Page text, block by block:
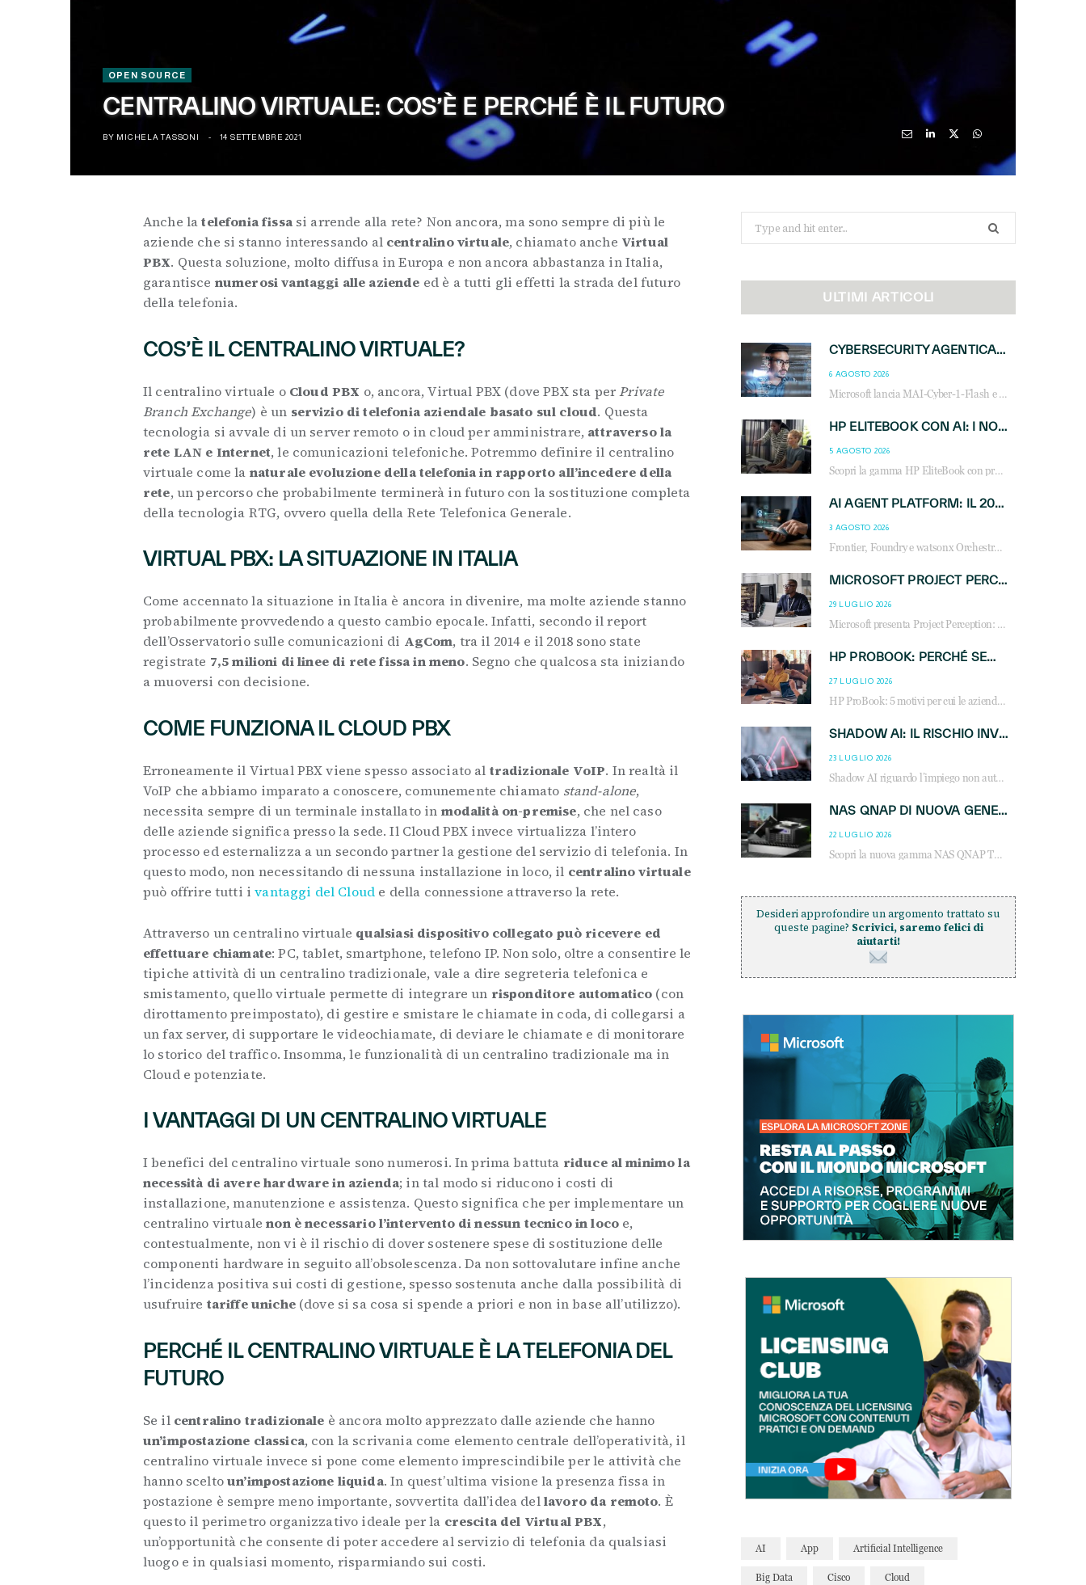
OPEN SOURCE
CENTRALINO VIRTUALE: COS’È E PERCHÉ È IL FUTURO
BY MICHELA TASSONI 14 SETTEMBRE 2021
Anche latelefonia fissasi arrende alla rete? Non ancora, ma sono sempre di più le
aziende che si stanno interessando al centralino virtuale, chiamato anche Virtual
PBX. Questa soluzione, molto diffusa in Europa e non ancora abbastanza in Italia,
garantisce numerosi vantaggi alle aziende ed è a tutti gli effetti la strada del futuro
della telefonia.
COS’È IL CENTRALINO VIRTUALE?
Il centralino virtuale oCloud PBX o, ancora, Virtual PBX (dove PBX sta perPrivate
Branch Exchange) è un servizio di telefonia aziendale basato sul cloud. Questa
tecnologia si avvale di un server remoto o in cloud per amministrare, attraverso la
rete LAN e Internet, le comunicazioni telefoniche. Potremmo definire il centralino
virtuale come la naturale evoluzione della telefonia in rapporto all’incedere della
rete, un percorso che probabilmente terminerà in futuro con la sostituzione completa
della tecnologia RTG, ovvero quella della Rete Telefonica Generale.
VIRTUAL PBX: LA SITUAZIONE IN ITALIA
Come accennato la situazione in Italia è ancora in divenire, ma molte aziende stanno
probabilmente provvedendo a questo cambio epocale. Infatti, secondo il report
dell’Osservatorio sulle comunicazioni di AgCom, tra il 2014 e il 2018 sono state
registrate 7,5 milioni di linee di rete fissa in meno. Segno che qualcosa sta iniziando
a muoversi con decisione.
COME FUNZIONA IL CLOUD PBX
Erroneamente il Virtual PBX viene spesso associato al tradizionale VoIP. In realtà il
VoIP che abbiamo imparato a conoscere, comunemente chiamato stand-alone,
necessita sempre di un terminale installato in modalità on-premise, che nel caso
delle aziende significa presso la sede. Il Cloud PBX invece virtualizza l’intero
processo ed esternalizza a un secondo partner la gestione del servizio di telefonia. In
questo modo, non necessitando di nessuna installazione in loco, il centralino virtuale
può offrire tutti i vantaggi del Cloud e della connessione attraverso la rete.
Attraverso un centralino virtuale qualsiasi dispositivo collegato può ricevere ed
effettuare chiamate: PC, tablet, smartphone, telefono IP. Non solo, oltre a consentire le
tipiche attività di un centralino tradizionale, vale a dire segreteria telefonica e
smistamento, quello virtuale permette di integrare un risponditore automatico (con
dirottamento preimpostato), di gestire e smistare le chiamate in coda, di collegarsi a
un fax server, di supportare le videochiamate, di deviare le chiamate e di monitorare
lo storico del traffico. Insomma, le funzionalità di un centralino tradizionale ma in
Cloud e potenziate.
I VANTAGGI DI UN CENTRALINO VIRTUALE
I benefici del centralino virtuale sono numerosi. In prima battuta riduce al minimo la
necessità di avere hardware in azienda; in tal modo si riducono i costi di
installazione, manutenzione e assistenza. Questo significa che per implementare un
centralino virtuale non è necessario l’intervento di nessun tecnico in loco e,
contestualmente, non vi è il rischio di dover sostenere spese di sostituzione delle
componenti hardware in seguito all’obsolescenza. Da non sottovalutare infine anche
l’incidenza positiva sui costi di gestione, spesso sostenuta anche dalla possibilità di
usufruire tariffe uniche(dove si sa cosa si spende a priori e non in base all’utilizzo).
PERCHÉ IL CENTRALINO VIRTUALE È LA TELEFONIA DEL
FUTURO
Se ilcentralino tradizionale è ancora molto apprezzato dalle aziende che hanno
un’impostazione classica, con la scrivania come elemento centrale dell’operatività, il
centralino virtuale invece si pone come elemento imprescindibile per le attività che
hanno sceltoun’impostazione liquida. In quest’ultima visione la presenza fissa in
postazione è sempre meno importante, sovvertita dall’idea dellavoro da remoto. È
questo il perimetro organizzativo ideale per la crescita del Virtual PBX,
un’opportunità che consente di poter accedere al servizio di telefonia da qualsiasi
luogo e in qualsiasi momento, risparmiando sui costi.
for:
ULTIMI ARTICOLI
CYBERSECURITY AGENTICA: CON PERCEPTION E MAI-CYBER-1-FLASH MICROSOFT APRE NUOVI SERVIZI PER IL CANALE
6 AGOSTO 2026
Microsoft lancia MAI-Cyber-1-Flash e Perception: cybersecurity agentica in preview dal 3 novembre. Cosa cambia per MSP, system integrator e reseller.
HP ELITEBOOK CON AI: I NOTEBOOK BUSINESS INTELLIGENTI CHE TRASFORMANO PRODUTTIVITÀ, SICUREZZA E LAVORO IBRIDO
5 AGOSTO 2026
Scopri la gamma HP EliteBook con processori Intel® Core™ Ultra e AMD Ryzen™ AI. Notebook business progettati per aumentare la produttività, migliorare la collaborazione e garantire sicurezza avanzata in ufficio e in mobilità.
AI AGENT PLATFORM: IL 2026 È L’ANNO DEL «SISTEMA OPERATIVO» PER GLI AGENTI AZIENDALI
3 AGOSTO 2026
Frontier, Foundry e watsonx Orchestrate: la guerra delle piattaforme AI agent ridisegna il mercato IT. Cosa cambia per reseller, MSP e system integrator.
MICROSOFT PROJECT PERCEPTION: COME GLI AGENTI AI CAMBIERANNO SOC, CYBERSECURITY E SERVIZI MSP
29 LUGLIO 2026
Microsoft presenta Project Perception: scopri come gli agenti AI possono trasformare cybersecurity, SOC e servizi gestiti degli MSP.
HP PROBOOK: PERCHÉ SEMPRE PIÙ AZIENDE SCELGONO NOTEBOOK PROGETTATI PER IL LAVORO MODERNO
27 LUGLIO 2026
HP ProBook: 5 motivi per cui le aziende scelgono i notebook business HP per migliorare produttività, sicurezza e gestione dell’AI.
SHADOW AI: IL RISCHIO INVISIBILE CHE LE AZIENDE POSSONO GOVERNARE
23 LUGLIO 2026
Shadow AI riguardo l’impiego non autorizzato di sistemi AI all’interno dell’azienda. E’ una pratica che si diffonde a partire dai dipendenti fino ai dirigenti e mette a repentaglio la cybersecurity, con costi più elevati per le organizzazioni. Due recenti report illustrano il fenomeno e forniscono dati in merito
NAS QNAP DI NUOVA GENERAZIONE: PIÙ PRESTAZIONI, SCALABILITÀ E PROTEZIONE DEI DATI PER LE INFRASTRUTTURE IT MODERNE
22 LUGLIO 2026
Scopri la nuova gamma NAS QNAP TS-h1465U-RP, TS-h1065eU e TS-h665U: storage aziendale con ZFS, DDR5, E1.S NVMe e connettività 2.5GbE per backup, virtualizzazione e cybersecurity.
Desideri approfondire un argomento trattato su
queste pagine? Scrivici, saremo felici di
aiutarti!
AI App Artificial Intelligence
Big Data Cisco Cloud